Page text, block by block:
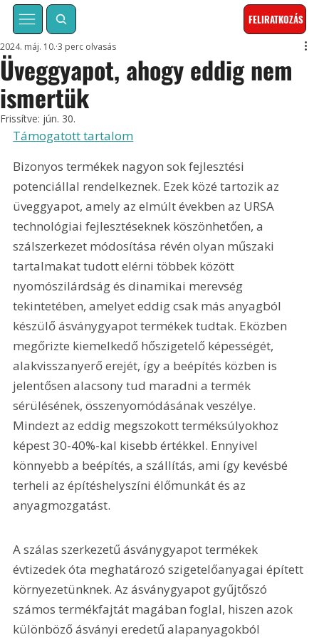
FELIRATKOZÁS
Üveggyapot, ahogy eddig nem
ismertük
2024. máj. 10. 3 perc olvasás
Frissítve: jún. 30.
Támogatott tartalom
Bizonyos termékek nagyon sok fejlesztési
potenciállal rendelkeznek. Ezek közé tartozik az
üveggyapot, amely az elmúlt években az URSA
technológiai fejlesztéseknek köszönhetően, a
szálszerkezet módosítása révén olyan műszaki
tartalmakat tudott elérni többek között
nyomószilárdság és dinamikai merevség
tekintetében, amelyet eddig csak más anyagból
készülő ásványgyapot termékek tudtak. Eközben
megőrizte kiemelkedő hőszigetelő képességét,
alakvisszanyerő erejét, így a beépítés közben is
jelentősen alacsony tud maradni a termék
sérülésének, összenyomódásának veszélye.
Mindezt az eddig megszokott terméksúlyokhoz
képest 30-40%-kal kisebb értékkel. Ennyivel
könnyebb a beépítés, a szállítás, ami így kevésbé
terheli az építéshelyszíni élőmunkát és az
anyagmozgatást.
A szálas szerkezetű ásványgyapot termékek
évtizedek óta meghatározó szigetelőanyagai épített
környezetünknek. Az ásványgyapot gyűjtőszó
számos termékfajtát magában foglal, hiszen azok
különböző ásványi eredetű alapanyagokból